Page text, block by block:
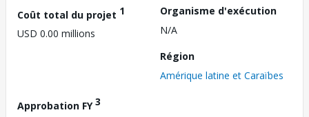
Coût total du projet 1
USD 0.00 millions
Organisme d'exécution
N/A
Région
Amérique latine et Caraïbes
Approbation FY3